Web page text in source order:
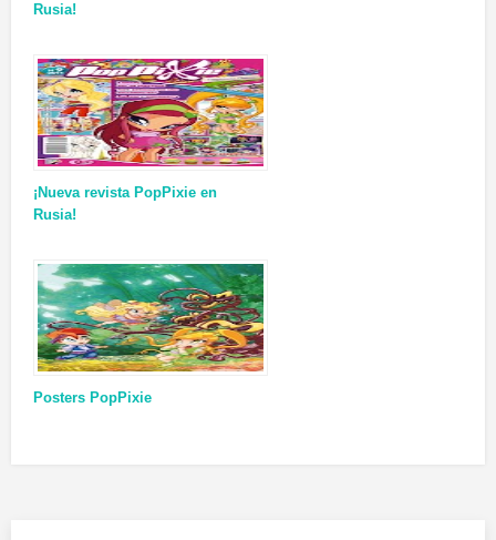
Rusia!
¡Nueva revista PopPixie en
Rusia!
Posters PopPixie